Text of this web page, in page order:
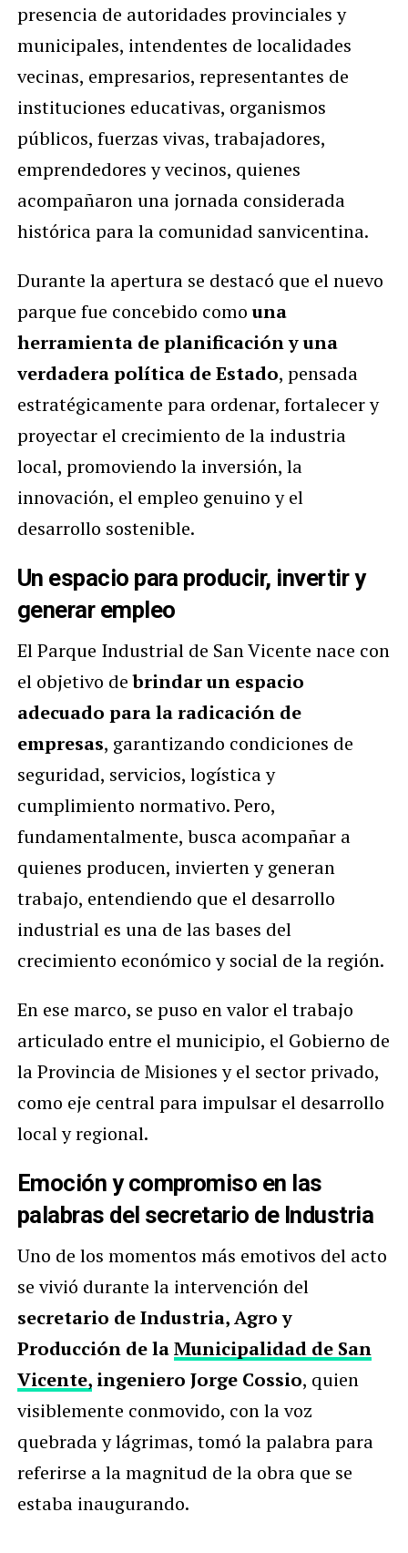
presencia de autoridades provinciales y
municipales, intendentes de localidades
vecinas, empresarios, representantes de
instituciones educativas, organismos
públicos, fuerzas vivas, trabajadores,
emprendedores y vecinos, quienes
acompañaron una jornada considerada
histórica para la comunidad sanvicentina.
Durante la apertura se destacó que el nuevo
parque fue concebido comouna
herramienta de planificación y una
verdadera política de Estado, pensada
estratégicamente para ordenar, fortalecer y
proyectar el crecimiento de la industria
local, promoviendo la inversión, la
innovación, el empleo genuino y el
desarrollo sostenible.
Un espacio para producir, invertir y
generar empleo
El Parque Industrial de San Vicente nace con
el objetivo debrindar un espacio
adecuado para la radicación de
empresas, garantizando condiciones de
seguridad, servicios, logística y
cumplimiento normativo. Pero,
fundamentalmente, busca acompañar a
quienes producen, invierten y generan
trabajo, entendiendo que el desarrollo
industrial es una de las bases del
crecimiento económico y social de la región.
En ese marco, se puso en valor el trabajo
articulado entre el municipio, el Gobierno de
la Provincia de Misiones y el sector privado,
como eje central para impulsar el desarrollo
local y regional.
Emoción y compromiso en las
palabras del secretario de Industria
Uno de los momentos más emotivos del acto
se vivió durante la intervención del
secretario de Industria, Agro y
Producción de laMunicipalidad de San
Vicente,ingeniero Jorge Cossio, quien
visiblemente conmovido, con la voz
quebrada y lágrimas, tomó la palabra para
referirse a la magnitud de la obra que se
estaba inaugurando.